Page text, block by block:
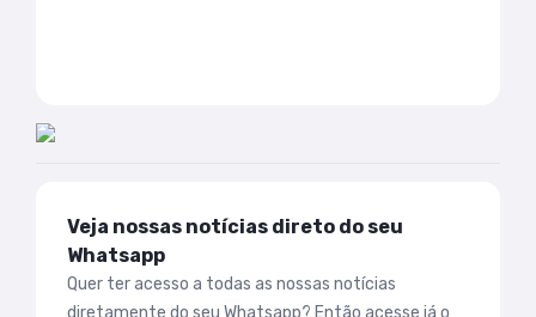
Veja nossas notícias direto do seu
Whatsapp
Quer ter acesso a todas as nossas notícias
diretamente do seu Whatsapp? Então acesse já o